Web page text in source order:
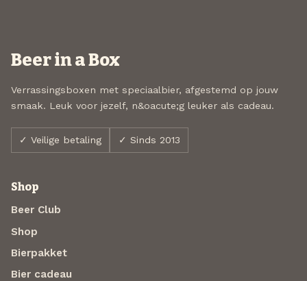
Beer in a Box
Verrassingsboxen met speciaalbier, afgestemd op jouw
smaak. Leuk voor jezelf, n&oacute;g leuker als cadeau.
✓ Veilige betaling ✓ Sinds 2013
Shop
Beer Club
Shop
Bierpakket
Bier cadeau